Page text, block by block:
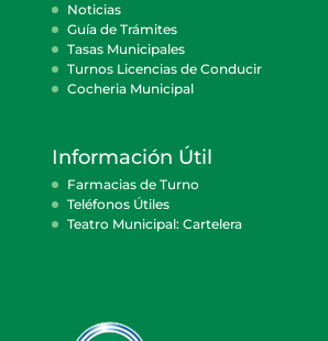
Noticias
Guía de Trámites
Tasas Municipales
Turnos Licencias de Conducir
Cocheria Municipal
Información Útil
Farmacias de Turno
Teléfonos Útiles
Teatro Municipal: Cartelera